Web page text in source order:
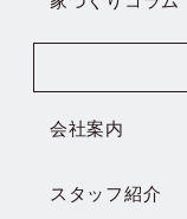
会社案内
スタッフ紹介